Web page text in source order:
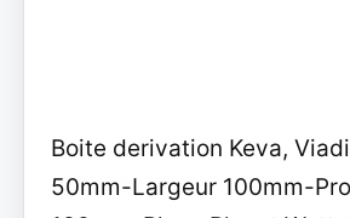
Boite derivation Keva,
50mm-Largeur 100mm-